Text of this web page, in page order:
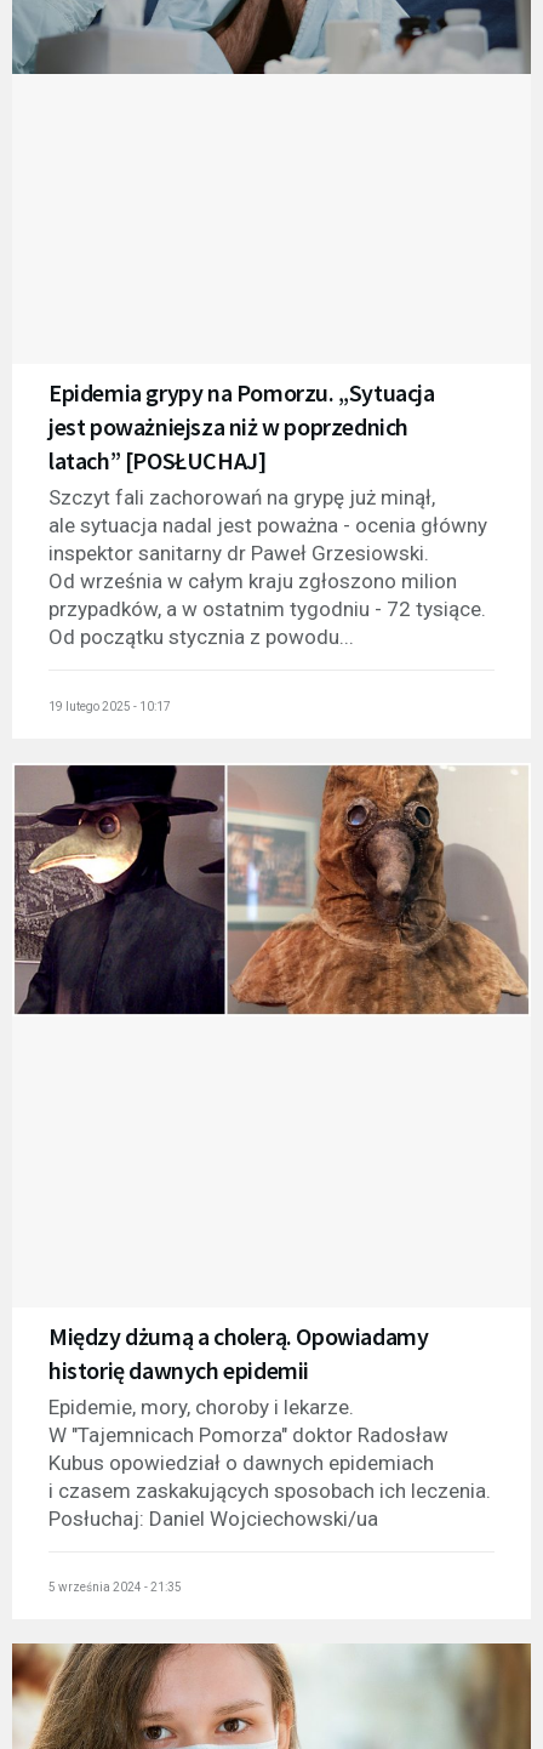
Epidemia grypy na Pomorzu. „Sytuacja
jest poważniejsza niż w poprzednich
latach” [POSŁUCHAJ]
Szczyt fali zachorowań na grypę już minął,
ale sytuacja nadal jest poważna - ocenia główny
inspektor sanitarny dr Paweł Grzesiowski.
Od września w całym kraju zgłoszono milion
przypadków, a w ostatnim tygodniu - 72 tysiące.
Od początku stycznia z powodu...
19 lutego 2025 - 10:17
Między dżumą a cholerą. Opowiadamy
historię dawnych epidemii
Epidemie, mory, choroby i lekarze.
W "Tajemnicach Pomorza" doktor Radosław
Kubus opowiedział o dawnych epidemiach
i czasem zaskakujących sposobach ich leczenia.
Posłuchaj: Daniel Wojciechowski/ua
5 września 2024 - 21:35